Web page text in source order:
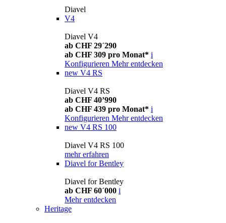
Diavel
V4
Diavel V4
ab CHF 29´290
ab CHF 309 pro Monat* i
Konfigurieren Mehr entdecken
new V4 RS
Diavel V4 RS
ab CHF 40’990
ab CHF 439 pro Monat* i
Konfigurieren Mehr entdecken
new V4 RS 100
Diavel V4 RS 100
mehr erfahren
Diavel for Bentley
Diavel for Bentley
ab CHF 60´000 i
Mehr entdecken
Heritage